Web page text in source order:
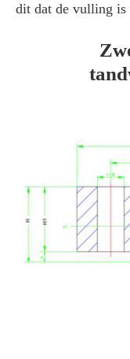
dit dat de vulling is